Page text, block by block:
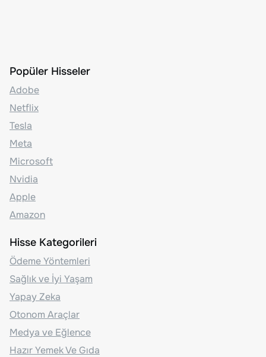
Popüler Hisseler
Adobe
Netflix
Tesla
Meta
Microsoft
Nvidia
Apple
Amazon
Hisse Kategorileri
Ödeme Yöntemleri
Sağlık ve İyi Yaşam
Yapay Zeka
Otonom Araçlar
Medya ve Eğlence
Hazır Yemek Ve Gıda